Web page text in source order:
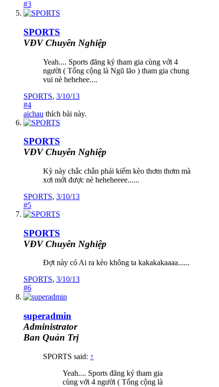
#3
SPORTS
VĐV Chuyên Nghiệp
Yeah.... Sports đăng ký tham gia cùng với 4
người ( Tổng cộng là Ngũ lão ) tham gia chung
vui nè hehehee....
SPORTS, 3/10/13
#4
aichau thích bài này.
SPORTS
VĐV Chuyên Nghiệp
Kỳ này chắc chắn phải kiếm kèo thơm thơm mà
xơi mới được nè heheheeee......
SPORTS, 3/10/13
#5
SPORTS
VĐV Chuyên Nghiệp
Đợt này có Ai ra kèo không ta kakakakaaaa......
SPORTS, 3/10/13
#6
superadmin
Administrator
Ban Quản Trị
SPORTS said: ↑
Yeah.... Sports đăng ký tham gia
cùng với 4 người ( Tổng cộng là